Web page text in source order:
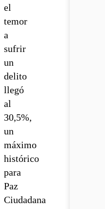
el
temor
a
sufrir
un
delito
llegó
al
30,5%,
un
máximo
histórico
para
Paz
Ciudadana